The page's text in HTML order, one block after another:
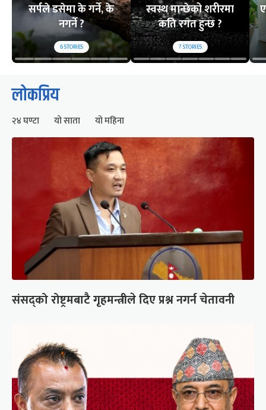
सर्पले डसेमा के गर्ने, के
नगर्ने ?
6STORIES
स्वस्थ मान्छेको शरीरमा
कति रगत हुन्छ ?
7STORIES
लोकप्रिय
२४ घण्टा यो साता यो महिना
संसद्को रोष्ट्रमबाटै गृहमन्त्रीले दिए प्रश्न नगर्न चेतावनी